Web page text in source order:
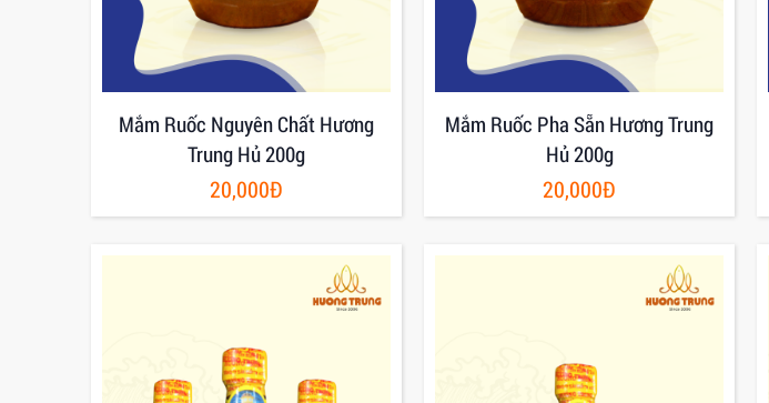
Mắm Ruốc Nguyên Chất Hương
Trung Hủ 200g
20,000Đ
Mắm Ruốc Pha Sẵn Hương Trung
Hủ 200g
20,000Đ